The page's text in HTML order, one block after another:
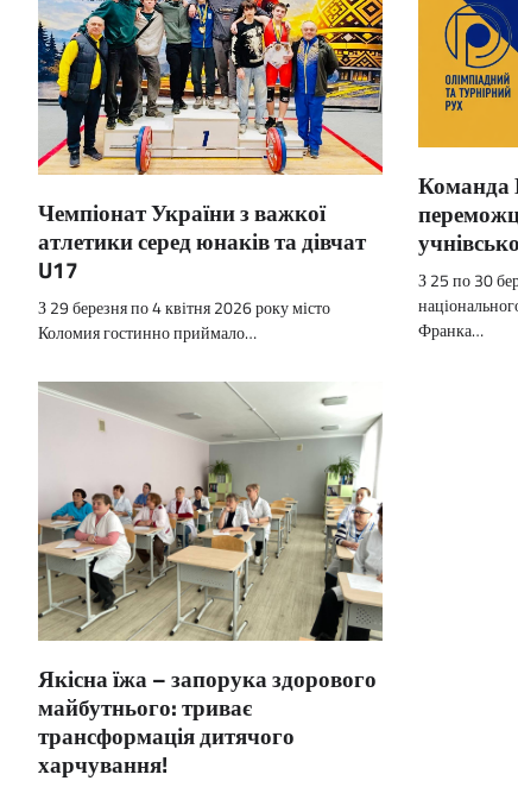
Чемпіонат України з важкої
атлетики серед юнаків та дівчат
U17
З 29 березня по 4 квітня 2026 року місто
Коломия гостинно приймало…
Команда
З 25 по 30
Франка…
Якісна їжа – запорука здорового
майбутнього: триває
трансформація дитячого
харчування!